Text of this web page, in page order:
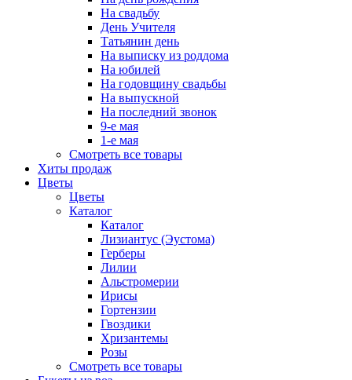
На свадьбу
День Учителя
Татьянин день
На выписку из роддома
На юбилей
На годовщину свадьбы
На выпускной
На последний звонок
9-е мая
1-е мая
Смотреть все товары
Хиты продаж
Цветы
Цветы
Каталог
Каталог
Лизиантус (Эустома)
Герберы
Лилии
Альстромерии
Ирисы
Гортензии
Гвоздики
Хризантемы
Розы
Смотреть все товары